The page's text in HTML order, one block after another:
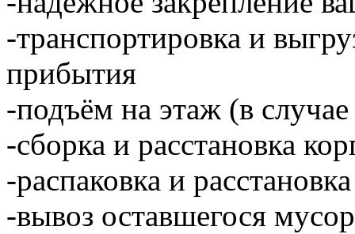
-транспортировка и
прибытия
-подъём на этаж (в
-сборка и расстановка
-распаковка и
-вывоз оставшегося